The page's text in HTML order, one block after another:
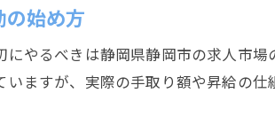
現場経験を活かした配
配管工の給料アップに
始め方
やるべきは静岡県静岡市の求人市
ますが、実際の手取り額や昇給の